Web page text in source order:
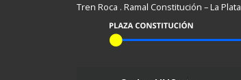
Tren Roca . Ramal Constitución – La Plata